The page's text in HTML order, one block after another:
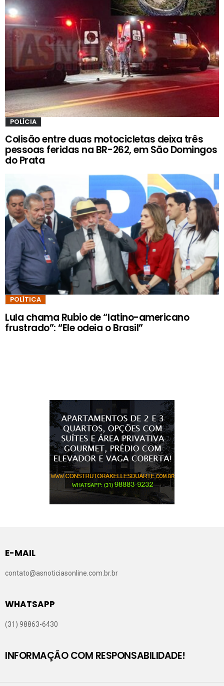
POLÍCIA
Colisão entre duas motocicletas deixa três
pessoas feridas na BR-262, em São Domingos
do Prata
POLÍTICA
Lula chama Rubio de “latino-americano
frustrado”: “Ele odeia o Brasil”
E-MAIL
contato@asnoticiasonline.com.br.br
WHATSAPP
(31) 98863-6430
INFORMAÇÃO COM RESPONSABILIDADE!